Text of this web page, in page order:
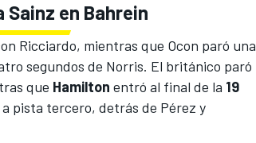
en Bahrein
Ricciardo, mientras que Ocon paró una
segundos de Norris. El británico paró
que Hamilton entró al final de la 19
pista tercero, detrás de Pérez y